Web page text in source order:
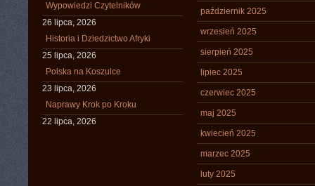
Wypowiedzi Czytelników
26 lipca, 2026
Historia i Dziedzictwo Afryki
25 lipca, 2026
Polska na Koszulce
23 lipca, 2026
Naprawy Krok po Kroku
22 lipca, 2026
październik 2025
wrzesień 2025
sierpień 2025
lipiec 2025
czerwiec 2025
maj 2025
kwiecień 2025
marzec 2025
luty 2025